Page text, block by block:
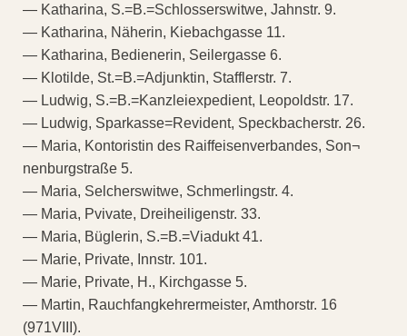
— Katharina, S.=B.=Schlosserswitwe, Jahnstr. 9.
— Katharina, Näherin, Kiebachgasse 11.
— Katharina, Bedienerin, Seilergasse 6.
— Klotilde, St.=B.=Adjunktin, Stafflerstr. 7.
— Ludwig, S.=B.=Kanzleiexpedient, Leopoldstr. 17.
— Ludwig, Sparkasse=Revident, Speckbacherstr. 26.
— Maria, Kontoristin des Raiffeisenverbandes, Son¬
nenburgstraße 5.
— Maria, Selcherswitwe, Schmerlingstr. 4.
— Maria, Pvivate, Dreiheiligenstr. 33.
— Maria, Büglerin, S.=B.=Viadukt 41.
— Marie, Private, Innstr. 101.
— Marie, Private, H., Kirchgasse 5.
— Martin, Rauchfangkehrermeister, Amthorstr. 16
(971VIII).